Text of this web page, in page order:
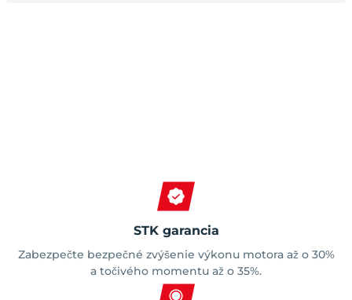
STK garancia
Zabezpečte bezpečné zvýšenie výkonu motora až o 30%
a točivého momentu až o 35%.